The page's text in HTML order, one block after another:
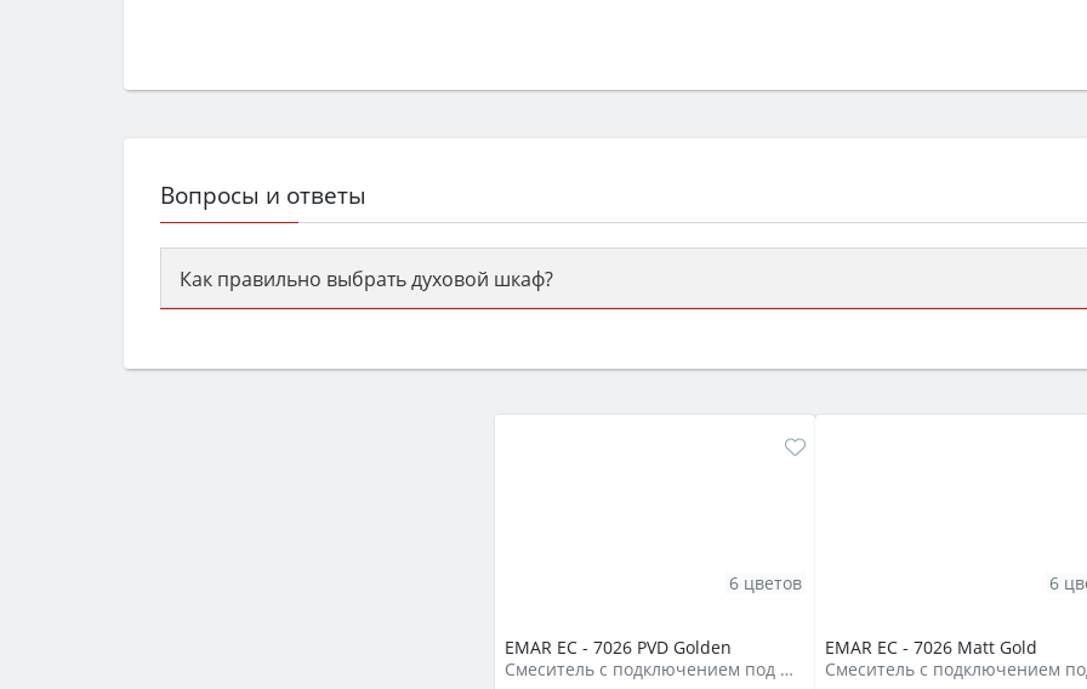
Вопросы и ответы
Как правильно выбрать духовой шкаф?
семьи, класс энергопотребления не ниже A и нужные функции (конвекция, гриль,
EMAR ЕС - 7026 PVD Golden
Смеситель с подключением под фильтр
6 цветов
EMAR ЕС - 7026 Matt Gold
6